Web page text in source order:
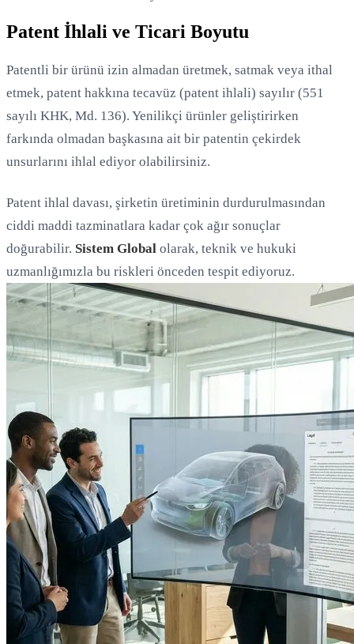
Yükleniyor...
Patent İhlali ve Ticari Boyutu
Patentli bir ürünü izin almadan üretmek, satmak veya ithal
etmek, patent hakkına tecavüz (patent ihlali) sayılır (551
sayılı KHK, Md. 136). Yenilikçi ürünler geliştirirken
farkında olmadan başkasına ait bir patentin çekirdek
unsurlarını ihlal ediyor olabilirsiniz.
Patent ihlal davası, şirketin üretiminin durdurulmasından
ciddi maddi tazminatlara kadar çok ağır sonuçlar
doğurabilir. Sistem Global olarak, teknik ve hukuki
uzmanlığımızla bu riskleri önceden tespit ediyoruz.